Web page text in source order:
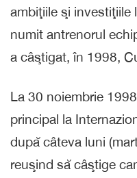
ambiţiile şi investiţiile
numit antrenorul
a câştigat, în 1998,
La 30 noiembrie
principal la
după câteva luni
reuşind să câştige